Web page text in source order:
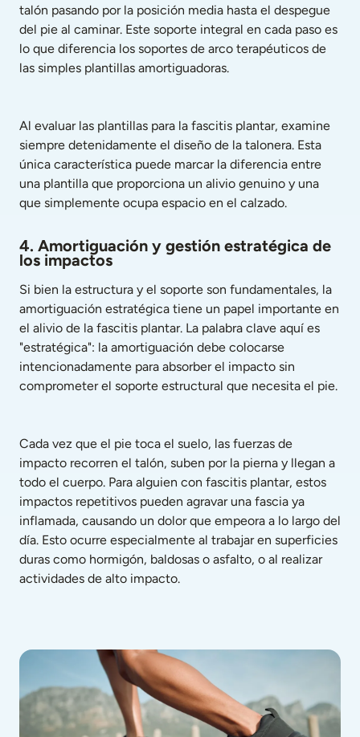
talón pasando por la posición media hasta el despegue
del pie al caminar. Este soporte integral en cada paso es
lo que diferencia los soportes de arco terapéuticos de
las simples plantillas amortiguadoras.
Al evaluar las plantillas para la fascitis plantar, examine
siempre detenidamente el diseño de la talonera. Esta
única característica puede marcar la diferencia entre
una plantilla que proporciona un alivio genuino y una
que simplemente ocupa espacio en el calzado.
4. Amortiguación y gestión estratégica de
los impactos
Si bien la estructura y el soporte son fundamentales, la
amortiguación estratégica tiene un papel importante en
el alivio de la fascitis plantar. La palabra clave aquí es
"estratégica": la amortiguación debe colocarse
intencionadamente para absorber el impacto sin
comprometer el soporte estructural que necesita el pie.
Cada vez que el pie toca el suelo, las fuerzas de
impacto recorren el talón, suben por la pierna y llegan a
todo el cuerpo. Para alguien con fascitis plantar, estos
impactos repetitivos pueden agravar una fascia ya
inflamada, causando un dolor que empeora a lo largo del
día. Esto ocurre especialmente al trabajar en superficies
duras como hormigón, baldosas o asfalto, o al realizar
actividades de alto impacto.